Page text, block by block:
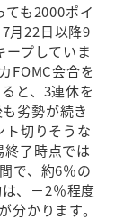
も2000ポイ
月22日以降9
ープしていま
FOMC会合を
と、3連休を
劣勢が続き
ト切りそうな
了時点では
で、約6％の
、－2％程度
分かります。